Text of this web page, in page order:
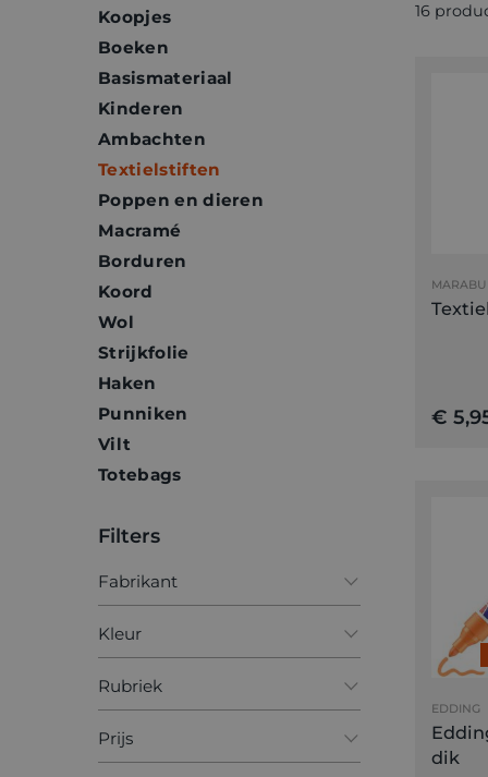
Koopjes
Boeken
Basismateriaal
Kinderen
Ambachten
Textielstiften
Poppen en dieren
Macramé
Borduren
Koord
Wol
Strijkfolie
Haken
Punniken
Vilt
Totebags
Filters
Fabrikant
Edding
Marabu
Kleur
Blauw
Bruin
Geel
Rubriek
Textielstiften
Prijs
16
MARABU
€
EDDING
dik